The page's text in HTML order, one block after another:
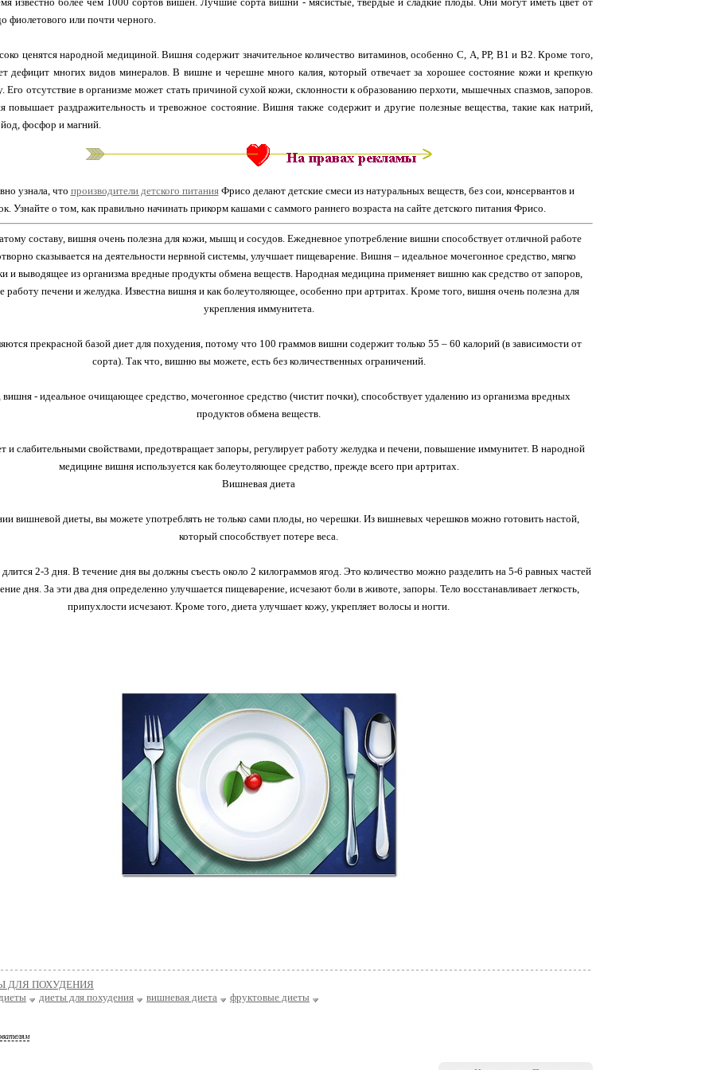
фиолетового или почти черного.
ценятся народной медициной. Вишня содержит значительное количество витаминов, особенно С, А, РР, В1 и В2. Кроме того,
дефицит многих видов минералов. В вишне и черешне много калия, который отвечает за хорошее состояние кожи и крепкую
Его отсутствие в организме может стать причиной сухой кожи, склонности к образованию перхоти, мышечных спазмов, запоров.
повышает раздражительность и тревожное состояние. Вишня также содержит и другие полезные вещества, такие как натрий,
фосфор и магний.
узнала, что производители детского питанияФрисо делают детские смеси из натуральных веществ, без сои, консервантов и
Узнайте о том, как правильно начинать прикорм кашами с саммого раннего возраста на сайте детского питания Фрисо.
составу, вишня очень полезна для кожи, мышц и сосудов. Ежедневное употребление вишни способствует отличной работе
сказывается на деятельности нервной системы, улучшает пищеварение. Вишня – идеальное мочегонное средство, мягко
и выводящее из организма вредные продукты обмена веществ. Народная медицина применяет вишню как средство от запоров,
работу печени и желудка. Известна вишня и как болеутоляющее, особенно при артритах. Кроме того, вишня очень полезна для
укрепления иммунитета.
прекрасной базой диет для похудения, потому что 100 граммов вишни содержит только 55 – 60 калорий (в зависимости от
сорта). Так что, вишню вы можете, есть без количественных ограничений.
- идеальное очищающее средство, мочегонное средство (чистит почки), способствует удалению из организма вредных
продуктов обмена веществ.
и слабительными свойствами, предотвращает запоры, регулирует работу желудка и печени, повышение иммунитет. В народной
медицине вишня используется как болеутоляющее средство, прежде всего при артритах.
Вишневая диета
вишневой диеты, вы можете употреблять не только сами плоды, но черешки. Из вишневых черешков можно готовить настой,
который способствует потере веса.
2-3 дня. В течение дня вы должны съесть около 2 килограммов ягод. Это количество можно разделить на 5-6 равных частей
дня. За эти два дня определенно улучшается пищеварение, исчезают боли в животе, запоры. Тело восстанавливает легкость,
припухлости исчезают. Кроме того, диета улучшает кожу, укрепляет волосы и ногти.
ДЛЯ ПОХУДЕНИЯ
диеты для похудения вишневая диета фруктовые диеты